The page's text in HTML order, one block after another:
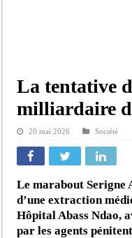
La tentative
milliardaire
20 mai 2026 Société
Le marabout Serigne
d’une extraction
Hôpital Abass Ndao,
par les agents